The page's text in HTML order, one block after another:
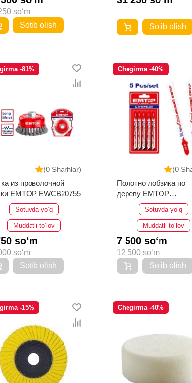
so‘m
Sotib olish
Sotib olish
(0 Sharhlar)
-81%
из проволочной
чашки EMTOP EWCB20755
Sotuvda yo‘q
Muddatli to‘lov
so‘m
so‘m
Sotib olish
(0
Chegirma -40%
Полотно лобзика по
дереву EMTOP
EJSBT111C
Sotuvda yo‘q
Muddatli to‘lov
7 500 so‘m
12 500 so‘m
Sotib olish
-15% Chegirma -40%